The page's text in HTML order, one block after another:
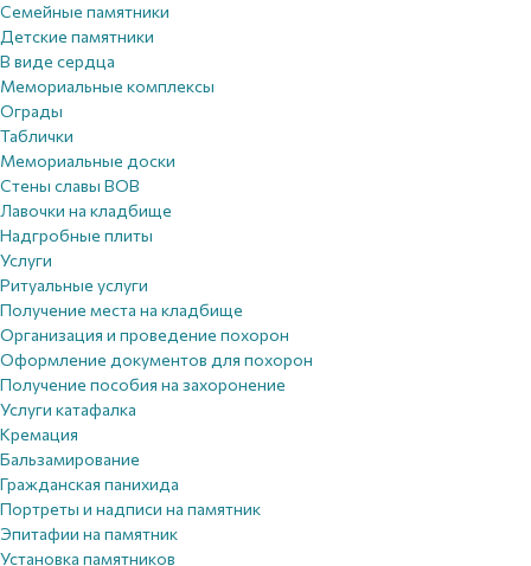
Семейные памятники
Детские памятники
В виде сердца
Мемориальные комплексы
Ограды
Таблички
Мемориальные доски
Стены славы ВОВ
Лавочки на кладбище
Надгробные плиты
Услуги
Ритуальные услуги
Получение места на кладбище
Организация и проведение похорон
Оформление документов для похорон
Получение пособия на захоронение
Услуги катафалка
Кремация
Бальзамирование
Гражданская панихида
Портреты и надписи на памятник
Эпитафии на памятник
Установка памятников